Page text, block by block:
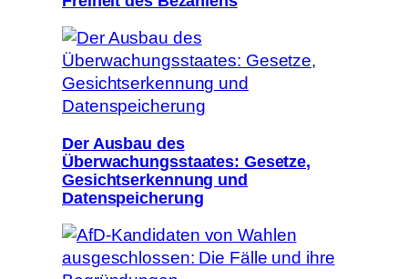
Der Ausbau des
Überwachungsstaates: Gesetze,
Gesichtserkennung und
Datenspeicherung